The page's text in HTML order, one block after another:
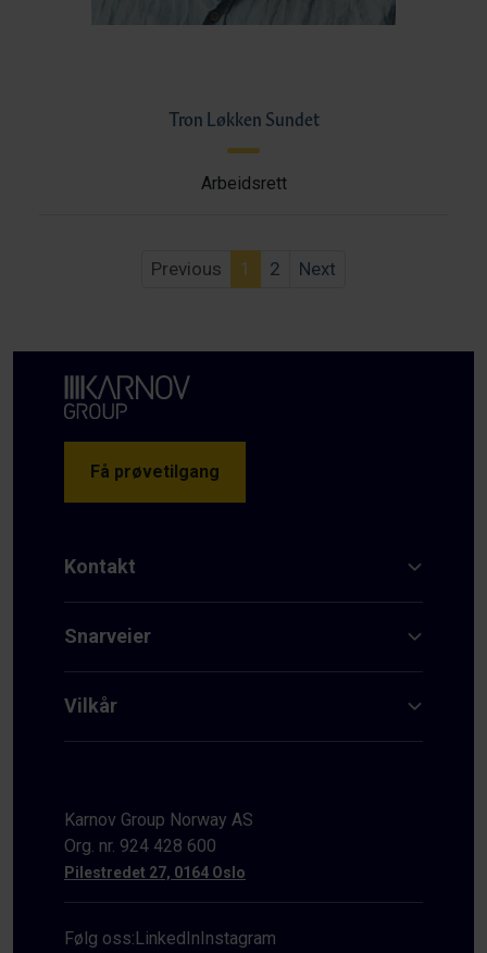
Tron Løkken Sundet
Arbeidsrett
Previous 1 2 Next
Få prøvetilgang
Kontakt
Snarveier
Vilkår
Karnov Group Norway AS
Org. nr. 924 428 600
Pilestredet 27, 0164 Oslo
Følg oss:LinkedInInstagram